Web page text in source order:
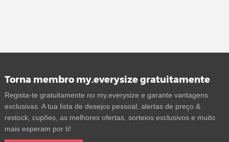
Torna membro my.everysize gratuitamente
Regista-te gratuitamente no my.everysize e garante vantagens
exclusivas. A tua lista de desejos pessoal, alertas de preço &
restock, cupões, as melhores ofertas, sorteios exclusivos e muito
mais esperam por ti!